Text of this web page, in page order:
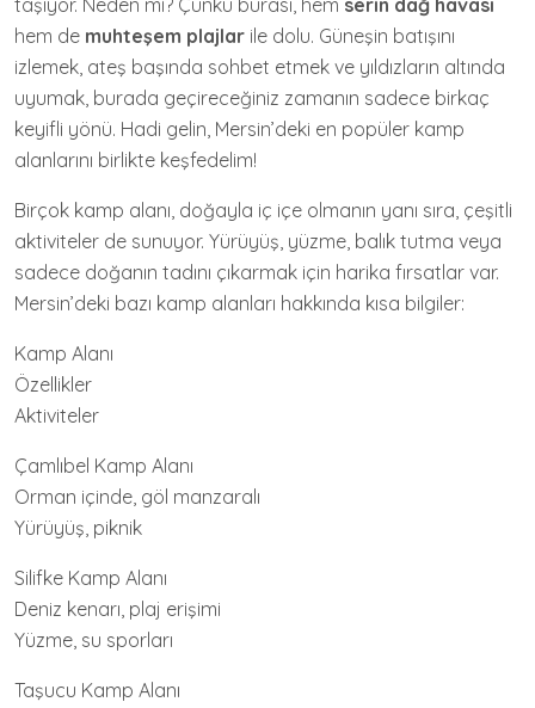
taşıyor. Neden mi? Çünkü burası, hem serin dağ havası
hem de muhteşem plajlar ile dolu. Güneşin batışını
izlemek, ateş başında sohbet etmek ve yıldızların altında
uyumak, burada geçireceğiniz zamanın sadece birkaç
keyifli yönü. Hadi gelin, Mersin’deki en popüler kamp
alanlarını birlikte keşfedelim!
Birçok kamp alanı, doğayla iç içe olmanın yanı sıra, çeşitli
aktiviteler de sunuyor. Yürüyüş, yüzme, balık tutma veya
sadece doğanın tadını çıkarmak için harika fırsatlar var.
Mersin’deki bazı kamp alanları hakkında kısa bilgiler:
Kamp Alanı
Özellikler
Aktiviteler
Çamlıbel Kamp Alanı
Orman içinde, göl manzaralı
Yürüyüş, piknik
Silifke Kamp Alanı
Deniz kenarı, plaj erişimi
Yüzme, su sporları
Taşucu Kamp Alanı